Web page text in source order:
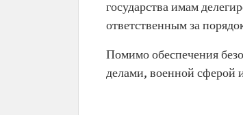
государства имам
ответственным за
Помимо обеспечения
делами, военной сферой